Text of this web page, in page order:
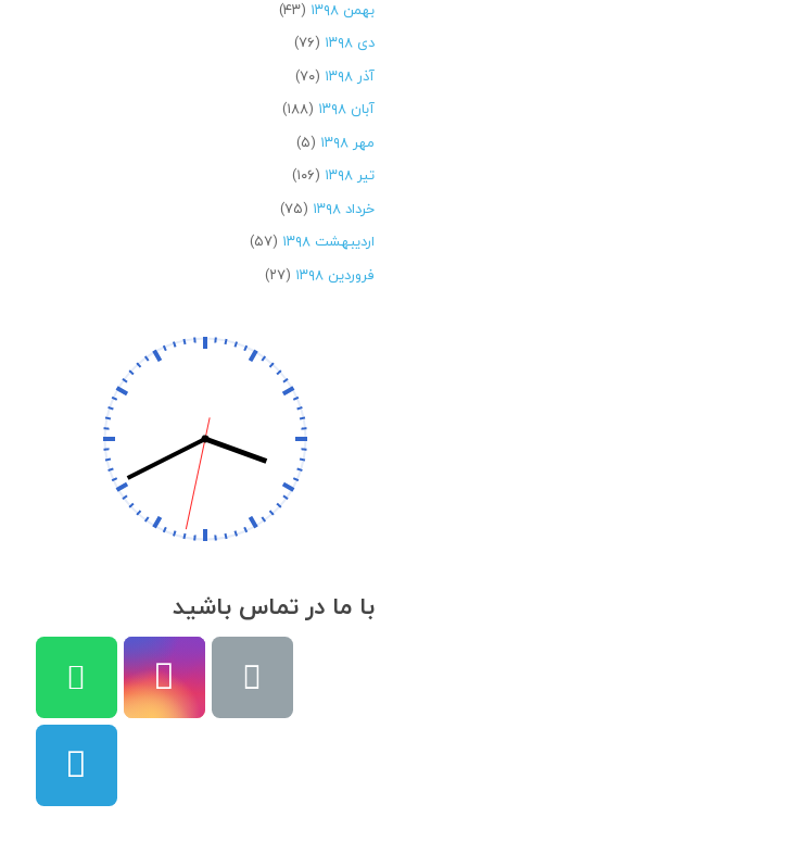
بهمن ۱۳۹۸
(۴۳)
دی ۱۳۹۸
(۷۶)
آذر ۱۳۹۸
(۷۰)
آبان ۱۳۹۸
(۱۸۸)
مهر ۱۳۹۸
(۵)
تیر ۱۳۹۸
(۱۰۶)
خرداد ۱۳۹۸
(۷۵)
اردیبهشت ۱۳۹۸
(۵۷)
فروردین ۱۳۹۸
(۲۷)
با ما در تماس باشید